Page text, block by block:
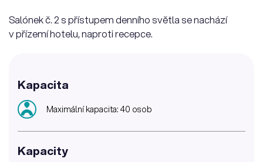
Salónek č. 2 s přístupem denního světla se nachází
v přízemí hotelu, naproti recepce.
Kapacita
Maximální kapacita: 40 osob
Kapacity